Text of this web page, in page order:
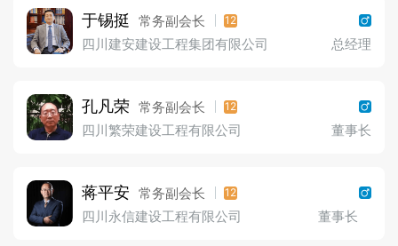
于锡挺 常务副会长 12
四川建安建设工程集团有限公司 总经理
孔凡荣 常务副会长 12
四川繁荣建设工程有限公司 董事长
蒋平安 常务副会长 12
四川永信建设工程有限公司 董事长